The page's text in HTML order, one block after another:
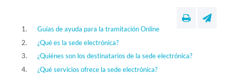
Guías de ayuda para la tramitación Online
¿Qué es la sede electrónica?
¿Quiénes son los destinatarios de la sede electrónica?
¿Qué servicios ofrece la sede electrónica?